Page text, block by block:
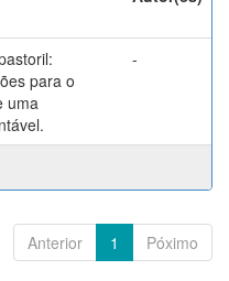
para o
uma
-
Anterior 1 Póximo